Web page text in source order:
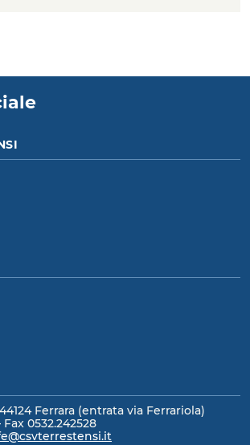
Ferrara (entrata via Ferrariola)
Fax 0532.242528